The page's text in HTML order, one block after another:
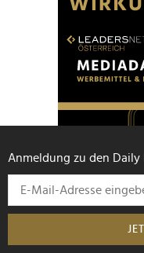
Anmeldung zu den Daily